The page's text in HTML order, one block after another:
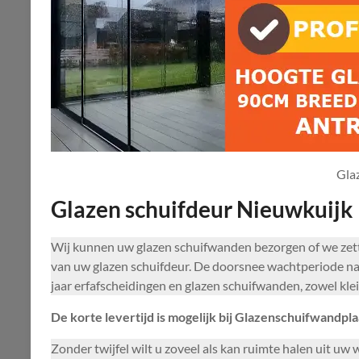
Glazen schuifdeur Nieuwkuijk
Wij kunnen uw glazen schuifwanden bezorgen of we
van uw glazen schuifdeur. De doorsnee wachtperiode
jaar erfafscheidingen en glazen schuifwanden, zowel
De korte levertijd is mogelijk bij
Zonder twijfel wilt u zoveel als kan ruimte halen uit uw